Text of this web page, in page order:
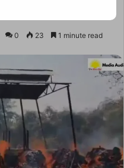
0 23 1 minute read